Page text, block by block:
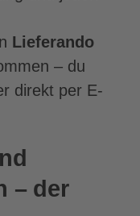
Lieferando
– du
direkt per E-
– der